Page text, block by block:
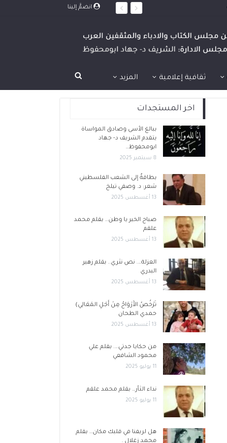
انضمَّ إلينا
ثقافية إعلامية المزيد
اخر المستجدات
ببالغ الأسى وصادق المواساة
يتقدم الشريف د- جهاد
ابومحفوظ…
8 سبتمبر 2025
بطاقةٌ إلى الشعب الفلسطيني
شعر: د. وصفي تيلخ
13 أغسطس 2025
صباح الخير يا وطن… بقلم محمد
علقم
13 أغسطس 2025
العزلة…. نص نثري.. بقلم زهير
البدري
13 أغسطس 2025
تَرْخُصُ الأَرْوَاحُ مِنْ أَجْلِ المَعَالِي)
حمدي الطحان
13 أغسطس 2025
من حكايا جدتي…. بقلم علي
محمود الشافعي
11 يوليو 2025
نداء الثأر… بقلم محمد علقم
11 يوليو 2025
هل لريفنا في قلبك مكان… بقلم
محمد زغلال .